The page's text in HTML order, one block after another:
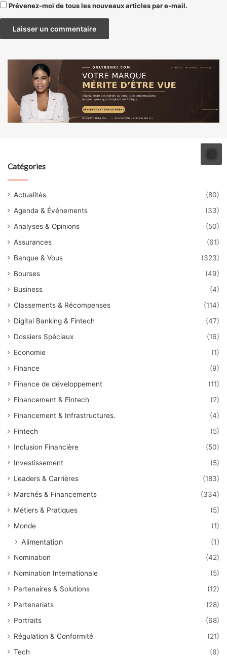
Prévenez-moi de tous les nouveaux articles par e-mail.
Catégories
Actualités
(80)
Agenda & Événements
(33)
Analyses & Opinions
(50)
Assurances
(61)
Banque & Vous
(323)
Bourses
(49)
Business
(4)
Classements & Récompenses
(114)
Digital Banking & Fintech
(47)
Dossiers Spéciaux
(16)
Economie
(1)
Finance
(9)
Finance de développement
(11)
Financement & Fintech
(2)
Financement & Infrastructures.
(4)
Fintech
(5)
Inclusion Financière
(50)
Investissement
(5)
Leaders & Carrières
(183)
Marchés & Financements
(334)
Métiers & Pratiques
(5)
Monde
(1)
Alimentation (1)
Nomination
(42)
Nomination Internationale
(5)
Partenaires & Solutions
(12)
Partenariats
(28)
Portraits
(68)
Régulation & Conformité
(21)
Tech
(6)